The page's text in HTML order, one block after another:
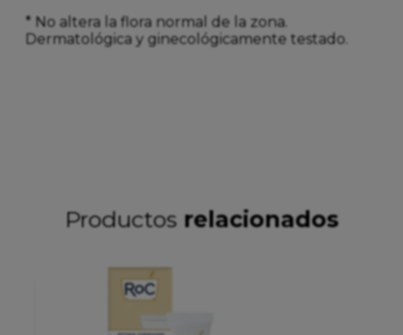
* No altera la flora normal de la zona.
Dermatológica y ginecológicamente testado.
Productos relacionados